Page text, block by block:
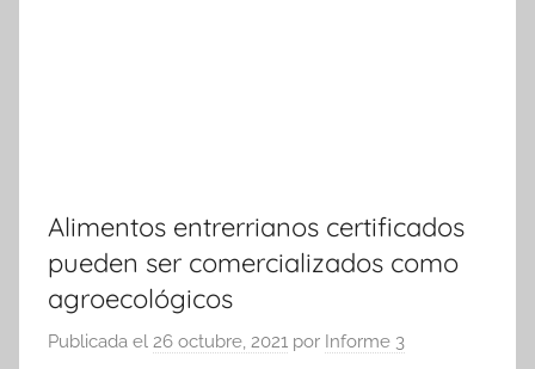
Alimentos entrerrianos certificados
pueden ser comercializados como
agroecológicos
Publicada el 26 octubre, 2021 por Informe 3